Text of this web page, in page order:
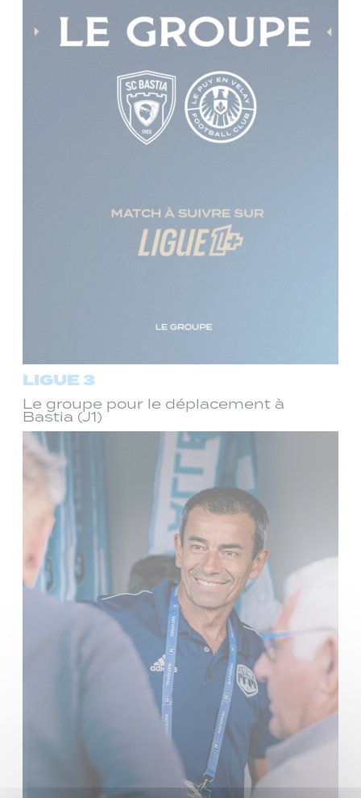
LIGUE 3
Le groupe pour le déplacement à
Bastia (J1)